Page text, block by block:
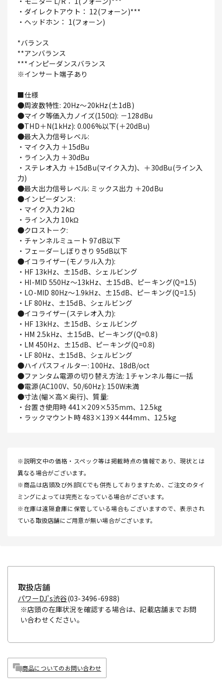
・ダイレクトアウト： 12(フォーン)***
・ヘッドホン： 1(フォーン)
*バランス
**アンバランス
***インピーダンスバランス
※インサート端子あり
■仕様
●周波数特性: 20Hz～20kHz(±1dB)
●マイク等価入力ノイズ(150Ω): －128dBu
●THD＋N(1kHz): 0.006%以下(＋20dBu)
●最大入力信号レベル:
・マイク入力 ＋15dBu
・ライン入力 ＋30dBu
・ステレオ入力 ＋15dBu(マイク入力)、＋30dBu(ライン入
力)
●最大出力信号レベル: ミックス出力 ＋20dBu
●インピーダンス:
・マイク入力 2kΩ
・ライン入力 10kΩ
●クロストーク:
・チャンネルミュート 97dB以下
・フェーダーしぼりきり 95dB以下
●イコライザー(モノラル入力):
・HF 13kHz、±15dB、シェルビング
・HI-MID 550Hz～13kHz、±15dB、ピーキング(Q=1.5)
・LO-MID 80Hz～1.9kHz、±15dB、ピーキング(Q=1.5)
・LF 80Hz、±15dB、シェルビング
●イコライザー(ステレオ入力):
・HF 13kHz、±15dB、シェルビング
・HM 2.5kHz、±15dB、ピーキング(Q=0.8)
・LM 450Hz、±15dB、ピーキング(Q=0.8)
・LF 80Hz、±15dB、シェルビング
●ハイパスフィルター: 100Hz、18dB/oct
●ファンタム電源の切り替え方法: 1チャンネル毎に一括
●電源(AC100V、50/60Hz): 150W未満
●寸法(幅×高×奥行)、質量:
・台置き使用時 441×209×535mm、12.5kg
・ラックマウント時 483×139×444mm、12.5kg
※説明文中の価格・スペック等は掲載時点の情報であり、現状とは
異なる場合がございます。
※商品は店頭及び外部ECでも併売しておりますため、ご注文のタイ
ミングによっては完売となっている場合がございます。
※在庫は遠隔倉庫に保管している場合もございますので、表示され
ている取扱店舗にご用意が無い場合がございます。
取扱店舗
パワーDJ's渋谷(03-3496-6988)
※店頭の在庫状況を確認する場合は、記載店舗までお問
い合わせください。
商品についてのお問い合わせ